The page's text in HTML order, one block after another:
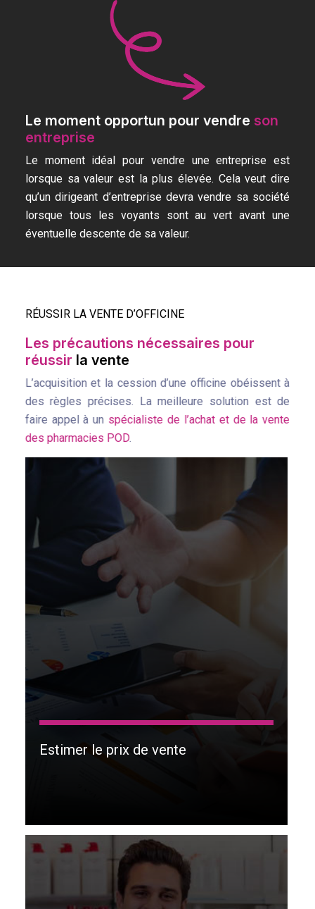
Le moment opportun pour vendre son
entreprise
Le moment idéal pour vendre une entreprise est
lorsque sa valeur est la plus élevée. Cela veut dire
qu’un dirigeant d’entreprise devra vendre sa société
lorsque tous les voyants sont au vert avant une
éventuelle descente de sa valeur.
RÉUSSIR LA VENTE D’OFFICINE
Les précautions nécessaires pour
réussir la vente
L’acquisition et la cession d’une officine obéissent à
des règles précises. La meilleure solution est de
faire appel à unspécialiste de l’achat et de la vente
des pharmacies POD.
Estimer le prix de vente